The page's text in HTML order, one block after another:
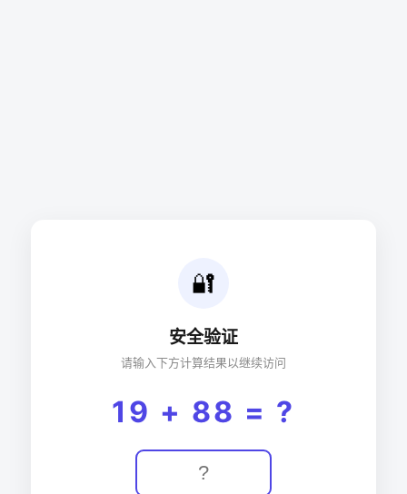
🔐
安全验证
请输入下方计算结果以继续访问
19 + 88 = ?